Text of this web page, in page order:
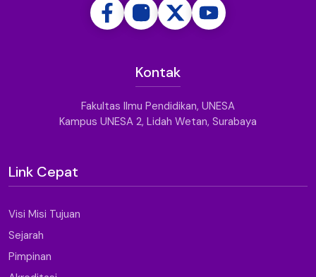
Kontak
Fakultas Ilmu Pendidikan, UNESA
Kampus UNESA 2, Lidah Wetan, Surabaya
Link Cepat
Visi Misi Tujuan
Sejarah
Pimpinan